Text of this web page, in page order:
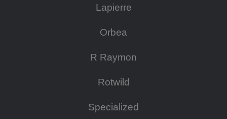
Lapierre
Orbea
R Raymon
Rotwild
Specialized